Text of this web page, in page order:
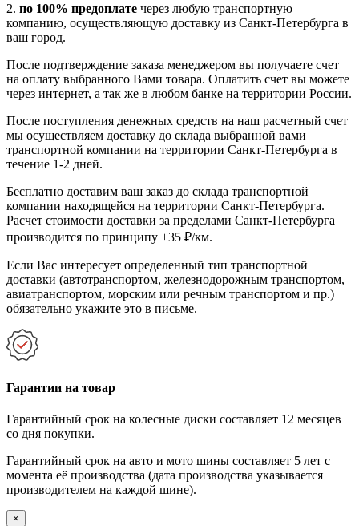
2. по 100% предоплате через любую транспортную
компанию, осуществляющую доставку из Санкт-Петербурга в
ваш город.
После подтверждение заказа менеджером вы получаете счет
на оплату выбранного Вами товара. Оплатить счет вы можете
через интернет, а так же в любом банке на территории России.
После поступления денежных средств на наш расчетный счет
мы осуществляем доставку до склада выбранной вами
транспортной компании на территории Санкт-Петербурга в
течение 1-2 дней.
Бесплатно доставим ваш заказ до склада транспортной
компании находящейся на территории Санкт-Петербурга.
Расчет стоимости доставки за пределами Санкт-Петербурга
производится по принципу +35 ₽/км.
Если Вас интересует определенный тип транспортной
доставки (автотранспортом, железнодорожным транспортом,
авиатранспортом, морским или речным транспортом и пр.)
обязательно укажите это в письме.
Гарантии на товар
Гарантийный срок на колесные диски составляет 12 месяцев
со дня покупки.
Гарантийный срок на авто и мото шины составляет 5 лет с
момента её производства (дата производства указывается
производителем на каждой шине).
×